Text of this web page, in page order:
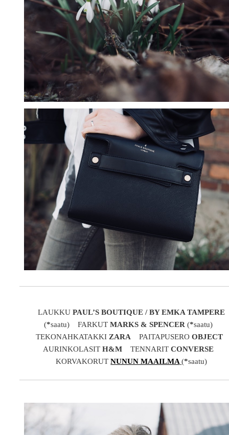
LAUKKU PAUL’S BOUTIQUE / BY EMKA TAMPERE
(*saatu) FARKUTMARKS & SPENCER (*saatu)
TEKONAHKATAKKI ZARA PAITAPUSEROOBJECT
AURINKOLASITH&M TENNARITCONVERSE
KORVAKORUTNUNUN MAAILMA (*saatu)